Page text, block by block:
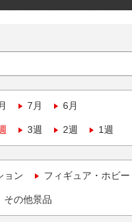
7月 6月
3週 2週 1週
ョン フィギュア・ホビー
その他景品